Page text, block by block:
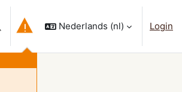
zoek invoerNederlands ‎(nl)‎ Login